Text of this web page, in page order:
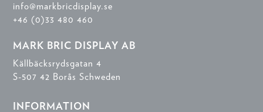
info@markbricdisplay.se
+46 (0)33 480 460
MARK BRIC DISPLAY AB
Källbäcksrydsgatan 4
S-507 42 Borås Schweden
INFORMATION